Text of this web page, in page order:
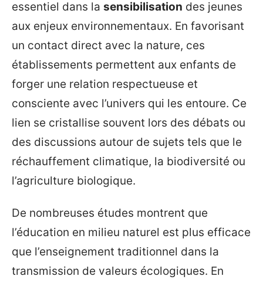
essentiel dans la sensibilisation des jeunes
aux enjeux environnementaux. En favorisant
un contact direct avec la nature, ces
établissements permettent aux enfants de
forger une relation respectueuse et
consciente avec l’univers qui les entoure. Ce
lien se cristallise souvent lors des débats ou
des discussions autour de sujets tels que le
réchauffement climatique, la biodiversité ou
l’agriculture biologique.
De nombreuses études montrent que
l’éducation en milieu naturel est plus efficace
que l’enseignement traditionnel dans la
transmission de valeurs écologiques. En